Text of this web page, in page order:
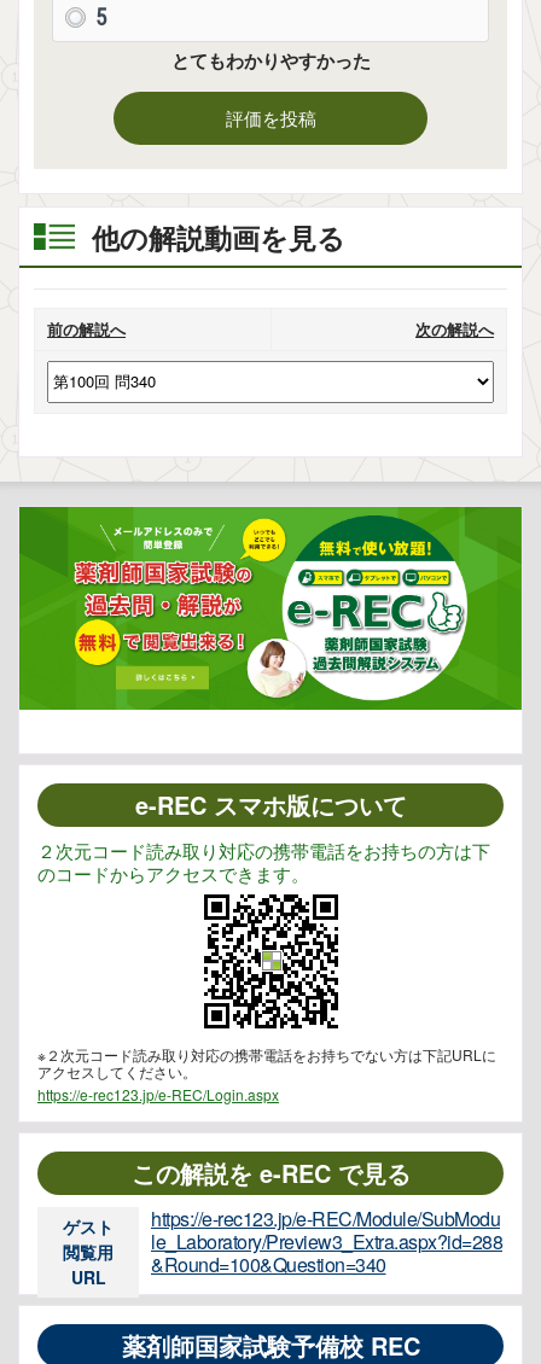
5
とてもわかりやすかった
評価を投稿
他の解説動画を見る
前の解説へ 次の解説へ
e-REC スマホ版について
２次元コード読み取り対応の携帯電話をお持ちの方は下
のコードからアクセスできます。
※２次元コード読み取り対応の携帯電話をお持ちでない方は下記URLに
アクセスしてください。
https://e-rec123.jp/e-REC/Login.aspx
この解説を e-REC で見る
ゲスト
閲覧用
URL
https://e-rec123.jp/e-REC/Module/SubModu
le_Laboratory/Preview3_Extra.aspx?id=288
&Round=100&Question=340
薬剤師国家試験予備校 REC